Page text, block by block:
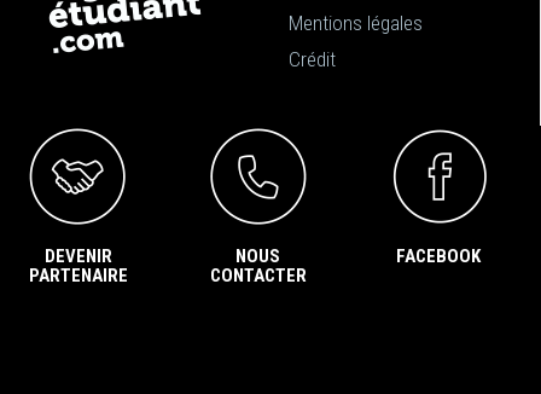
Mentions légales
Crédit
DEVENIR
PARTENAIRE
NOUS
CONTACTER
FACEBOOK